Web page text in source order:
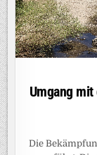
Umgang
Die